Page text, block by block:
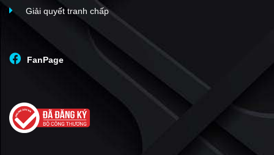
Giải quyết tranh chấp
FanPage